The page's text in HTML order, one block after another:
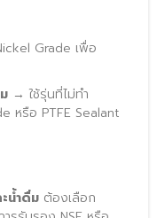
Grade เพื่อ
→ ใช้รุ่นที่ไม่ทำ
หรือ PTFE Sealant
น้ำดื่ม